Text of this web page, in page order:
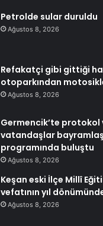
Petrolde sular duruldu
Ağustos 8, 2026
Refakatçi gibi gittiği
otoparkından
Ağustos 8, 2026
Germencik’te protokol
vatandaşlar
programında buluştu
Ağustos 8, 2026
Keşan eski İlçe Millî
vefatının yıl
Ağustos 8, 2026